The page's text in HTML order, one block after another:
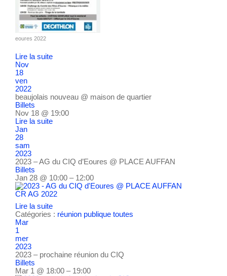
eoures 2022
Lire la suite
Nov
18
ven
2022
beaujolais nouveau @ maison de quartier
Billets
Nov 18 @ 19:00
Lire la suite
Jan
28
sam
2023
2023 – AG du CIQ d’Eoures @ PLACE AUFFAN
Billets
Jan 28 @ 10:00 – 12:00
CR AG 2022
Lire la suite
Catégories : réunion publique toutes
Mar
1
mer
2023
2023 – prochaine réunion du CIQ
Billets
Mar 1 @ 18:00 – 19:00